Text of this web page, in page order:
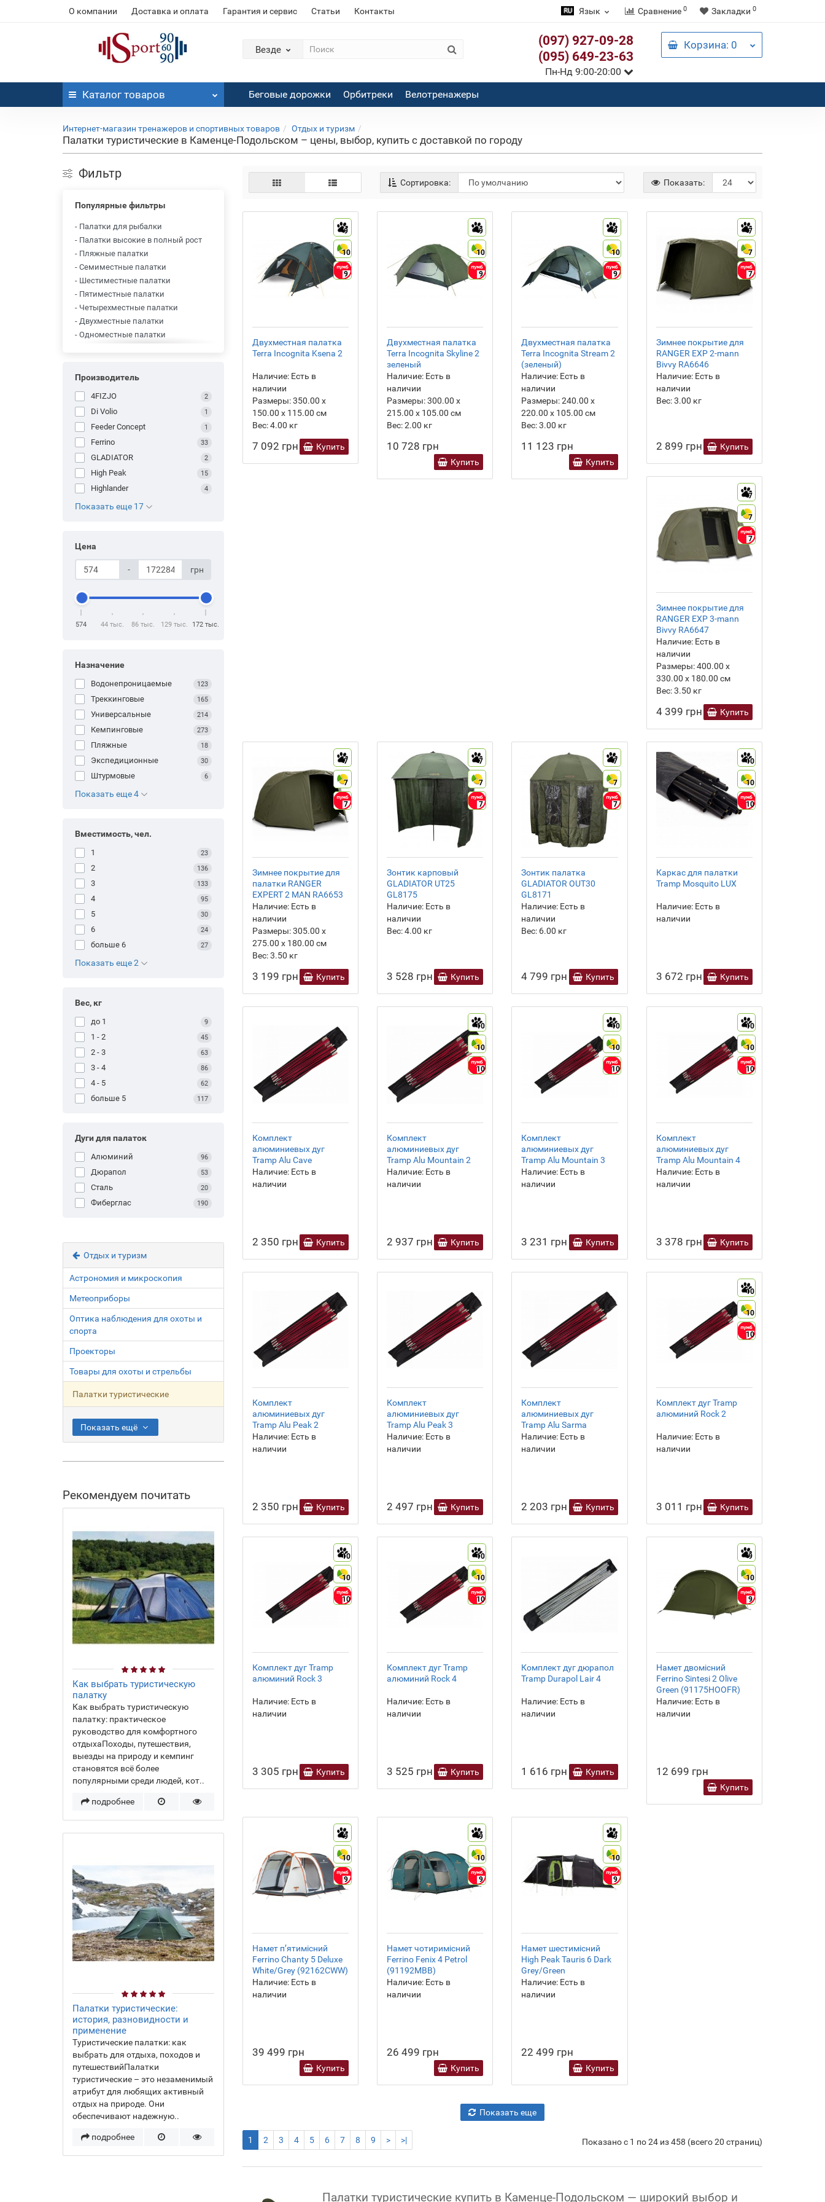
О компании Доставка и оплата Гарантия и сервис Статьи Контакты Язык Сравнение 0 Закладки 0
Везде
(097) 927-09-28
(095) 649-23-63
Пн-Нд 9:00-20:00
Корзина: 0
Каталог товаров Беговые дорожки Орбитреки Велотренажеры
Интернет-магазин тренажеров и спортивных товаров Отдых и туризм
Палатки туристические в Каменце-Подольском – цены, выбор, купить с доставкой по городу
Фильтр
Популярные фильтры
- Палатки для рыбалки
- Палатки высокие в полный рост
- Пляжные палатки
- Семиместные палатки
- Шестиместные палатки
- Пятиместные палатки
- Четырехместные палатки
- Двухместные палатки
- Одноместные палатки
- Палатки кемпинговые
- Палатки трехместные
Производитель
4FIZJO 2
Di Volio 1
Feeder Concept 1
Ferrino 33
GLADIATOR 2
High Peak 15
Highlander 4
Показать еще 17
Цена
- грн
574 44 тыс. 86 тыс. 129 тыс. 172 тыс.
Назначение
Водонепроницаемые 123
Треккинговые 165
Универсальные 214
Кемпинговые 273
Пляжные 18
Экспедиционные 30
Штурмовые 6
Показать еще 4
Вместимость, чел.
1 23
2 136
3 133
4 95
5 30
6 24
больше 6 27
Показать еще 2
Вес, кг
до 1 9
1 - 2 45
2 - 3 63
3 - 4 86
4 - 5 62
больше 5 117
Дуги для палаток
Алюминий 96
Дюрапол 53
Сталь 20
Фиберглас 190
Отдых и туризм
Астрономия и микроскопия
Метеоприборы
Оптика наблюдения для охоты и
спорта
Проекторы
Товары для охоты и стрельбы
Палатки туристические
Показать ещё
Рекомендуем почитать
Как выбрать туристическую
палатку
Как выбрать туристическую
палатку: практическое
руководство для комфортного
отдыхаПоходы, путешествия,
выезды на природу и кемпинг
становятся всё более
популярными среди людей, кот..
подробнее
Палатки туристические:
история, разновидности и
применение
Туристические палатки: как
выбрать для отдыха, походов и
путешествийПалатки
туристические – это незаменимый
атрибут для любящих активный
отдых на природе. Они
обеспечивают надежную..
подробнее
Сортировка: Показать:
9
10
9
Двухместная палатка
Terra Incognita Ksena 2
Наличие:Есть в
наличии
Размеры:350.00 х
150.00 х 115.00 см
Вес: 4.00 кг
7 092 грн Купить
9
10
9
Двухместная палатка
Terra Incognita Skyline 2
зеленый
Наличие:Есть в
наличии
Размеры:300.00 х
215.00 х 105.00 см
Вес:2.00 кг
10 728 грн
Купить
9
10
9
Двухместная палатка
Terra Incognita Stream 2
(зеленый)
Наличие: Есть в
наличии
Размеры:240.00 х
220.00 х 105.00 см
Вес: 3.00 кг
11 123 грн
Купить
7
7
7
Зимнее покрытие для
RANGER EXP 2-mann
Bivvy RA6646
Наличие:Есть в
наличии
Вес: 3.00 кг
2 899 грн Купить
7
7
7
Зимнее покрытие для
RANGER EXP 3-mann
Bivvy RA6647
Наличие:Есть в
наличии
Размеры:400.00 х
330.00 х 180.00 см
Вес: 3.50 кг
4 399 грн Купить
7
7
7
Зимнее покрытие для
палатки RANGER
EXPERT 2 MAN RA6653
Наличие:Есть в
наличии
Размеры:305.00 х
275.00 х 180.00 см
Вес: 3.50 кг
3 199 грн Купить
7
7
7
Зонтик карповый
GLADIATOR UT25
GL8175
Наличие:Есть в
наличии
Вес:4.00 кг
3 528 грн Купить
7
7
7
Зонтик палатка
GLADIATOR ОUT30
GL8171
Наличие: Есть в
наличии
Вес: 6.00 кг
4 799 грн Купить
10
10
10
Каркас для палатки
Tramp Mosquito LUX
Наличие:Есть в
наличии
3 672 грн Купить
Комплект
алюминиевых дуг
Tramp Alu Cave
Наличие:Есть в
наличии
2 350 грн Купить
10
10
10
Комплект
алюминиевых дуг
Tramp Alu Mountain 2
Наличие:Есть в
наличии
2 937 грн Купить
10
10
10
Комплект
алюминиевых дуг
Tramp Alu Mountain 3
Наличие: Есть в
наличии
3 231 грн Купить
10
10
10
Комплект
алюминиевых дуг
Tramp Alu Mountain 4
Наличие:Есть в
наличии
3 378 грн Купить
Комплект
алюминиевых дуг
Tramp Alu Peak 2
Наличие:Есть в
наличии
2 350 грн Купить
Комплект
алюминиевых дуг
Tramp Alu Peak 3
Наличие:Есть в
наличии
2 497 грн Купить
Комплект
алюминиевых дуг
Tramp Alu Sarma
Наличие: Есть в
наличии
2 203 грн Купить
10
10
10
Комплект дуг Tramp
алюминий Rock 2
Наличие:Есть в
наличии
3 011 грн Купить
10
10
10
Комплект дуг Tramp
алюминий Rock 3
Наличие:Есть в
наличии
3 305 грн Купить
10
10
10
Комплект дуг Tramp
алюминий Rock 4
Наличие:Есть в
наличии
3 525 грн Купить
Комплект дуг дюрапол
Tramp Durapol Lair 4
Наличие: Есть в
наличии
1 616 грн Купить
9
10
9
Намет двомісний
Ferrino Sintesi 2 Olive
Green (91175HOOFR)
Наличие:Есть в
наличии
12 699 грн
Купить
9
10
9
Намет пʼятимісний
Ferrino Chanty 5 Deluxe
White/Grey (92162CWW)
Наличие:Есть в
наличии
39 499 грн
Купить
9
10
9
Намет чотиримісний
Ferrino Fenix 4 Petrol
(91192MBB)
Наличие:Есть в
наличии
26 499 грн
Купить
9
10
9
Намет шестимісний
High Peak Tauris 6 Dark
Grey/Green
Наличие: Есть в
наличии
22 499 грн
Купить
Показать еще
1 2 3 4 5 6 7 8 9 > >| Показано с 1 по 24 из 458 (всего 20 страниц)
Палатки туристические купить в Каменце-Подольском — широкий выбор и